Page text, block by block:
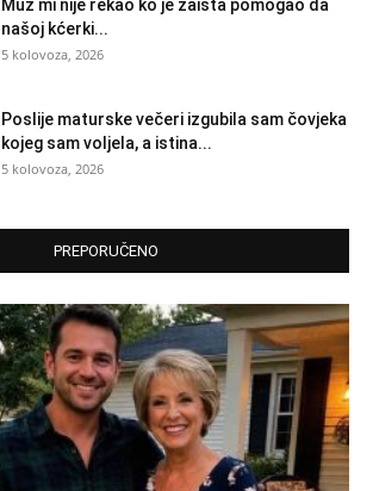
Muž mi nije rekao ko je zaista pomogao da
našoj kćerki...
5 kolovoza, 2026
Poslije maturske večeri izgubila sam čovjeka
kojeg sam voljela, a istina...
5 kolovoza, 2026
PREPORUČENO